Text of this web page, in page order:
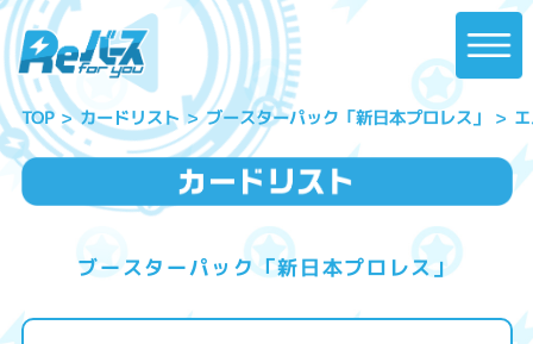
TOP カードリスト ブースターパック「新日本プロレス」
ブースターパック「新日本プロレス」